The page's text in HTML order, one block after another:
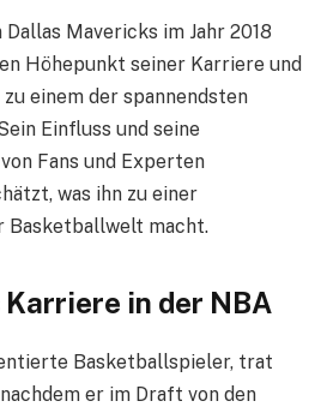
Dallas Mavericks im Jahr 2018
Höhepunkt seiner Karriere und
einem der spannendsten
Einfluss und seine
Fans und Experten
was ihn zu einer
Basketballwelt macht.
Karriere in der NBA
Basketballspieler, trat
er im Draft von den